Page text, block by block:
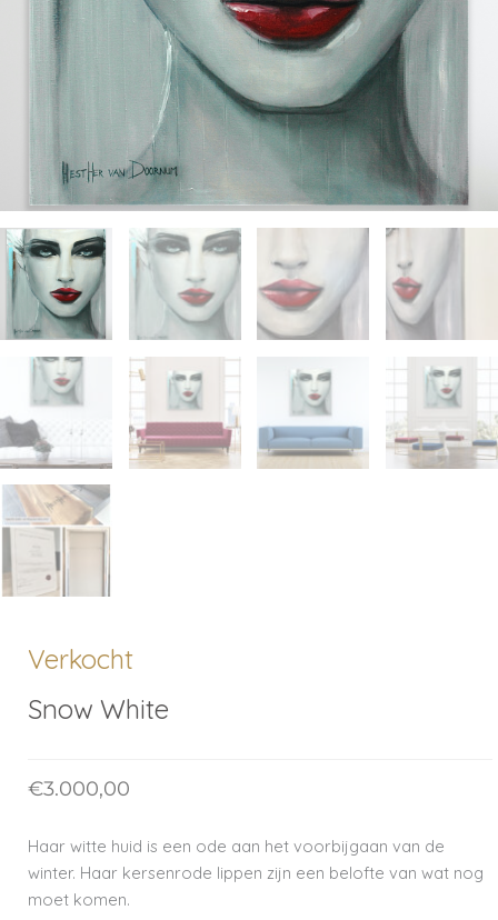
Verkocht
Snow White
€3.000,00
Haar witte huid is een ode aan het voorbijgaan van de
winter. Haar kersenrode lippen zijn een belofte van wat nog
moet komen.